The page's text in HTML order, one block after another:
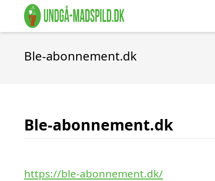
Ble-abonnement.dk
Ble-abonnement.dk
https://ble-abonnement.dk/